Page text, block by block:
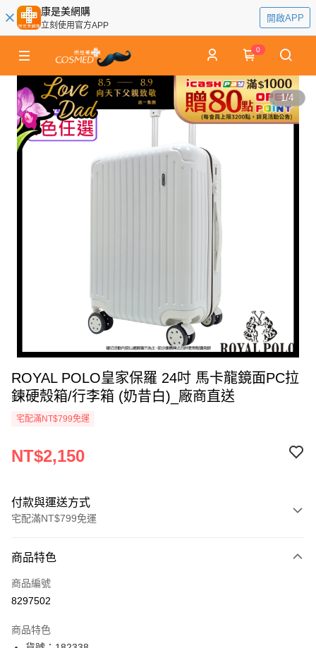
康是美網購
立刻使用官方APP
開啟APP
0
1/4
ROYAL POLO皇家保羅 24吋 馬卡龍鏡面PC拉
鍊硬殼箱/行李箱 (奶昔白)_廠商直送
宅配滿NT$799免運
NT$2,150
付款與運送方式
宅配滿NT$799免運
icash Pay
信用卡一次付款
LINE Pay
商品特色
商品編號
8297502
商品特色